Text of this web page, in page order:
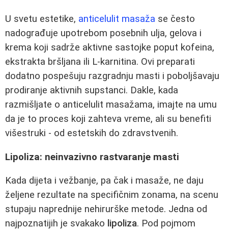
U svetu estetike, anticelulit masaža se često
nadograđuje upotrebom posebnih ulja, gelova i
krema koji sadrže aktivne sastojke poput kofeina,
ekstrakta bršljana ili L-karnitina. Ovi preparati
dodatno pospešuju razgradnju masti i poboljšavaju
prodiranje aktivnih supstanci. Dakle, kada
razmišljate o anticelulit masažama, imajte na umu
da je to proces koji zahteva vreme, ali su benefiti
višestruki - od estetskih do zdravstvenih.
Lipoliza: neinvazivno rastvaranje masti
Kada dijeta i vežbanje, pa čak i masaže, ne daju
željene rezultate na specifičnim zonama, na scenu
stupaju naprednije nehirurške metode. Jedna od
najpoznatijih je svakako lipoliza. Pod pojmom